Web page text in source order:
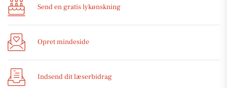
Send en gratis lykønskning
Opret mindeside
Indsend dit læserbidrag